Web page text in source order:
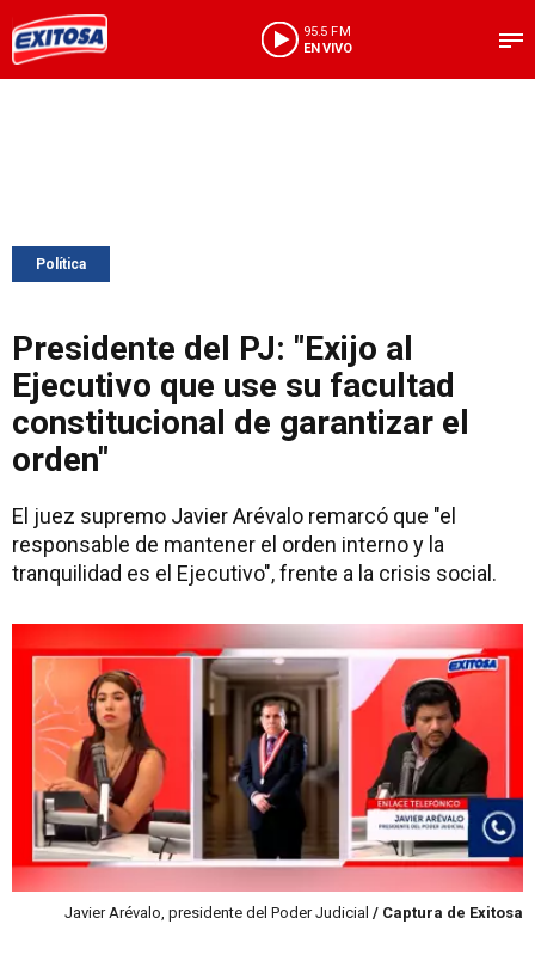
95.5 FM
EN VIVO
Política
Presidente del PJ: "Exijo al
Ejecutivo que use su facultad
constitucional de garantizar el
orden"
El juez supremo Javier Arévalo remarcó que "el
responsable de mantener el orden interno y la
tranquilidad es el Ejecutivo", frente a la crisis social.
Javier Arévalo, presidente del Poder Judicial / Captura de Exitosa